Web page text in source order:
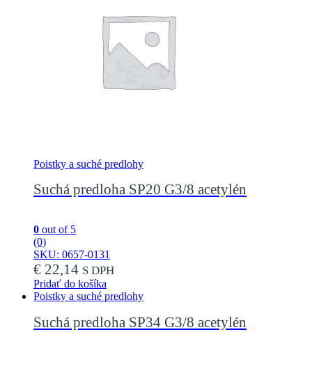
Poistky a suché predlohy
Suchá predloha SP20 G3/8 acetylén
0 out of 5
(0)
SKU: 0657-0131
€ 22,14 S DPH
Pridať do košíka
Poistky a suché predlohy
Suchá predloha SP34 G3/8 acetylén